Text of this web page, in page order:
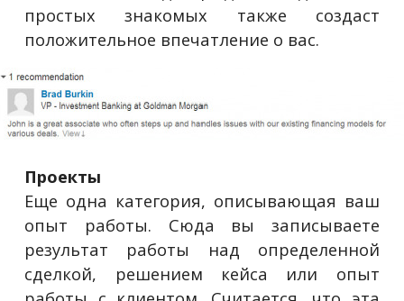
простых знакомых также создаст
положительное впечатление о вас.
Проекты
Еще одна категория, описывающая ваш
опыт работы. Сюда вы записываете
результат работы над определенной
сделкой, решением кейса или опыт